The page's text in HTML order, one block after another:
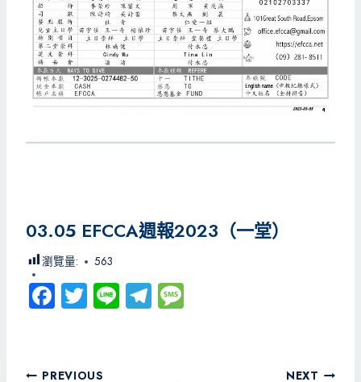
03.05 EFCCA週報2023（一堂）
瀏覽量: 563
Fa
o
T
er
Li Te
PREVIOUS NEXT